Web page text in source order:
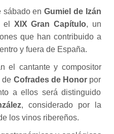
sábado en Gumiel de Izán
el XIX Gran Capítulo, un
que han contribuido a
y fuera de España.
el cantante y compositor
de Cofrades de Honor por
a ellos será distinguido
, considerado por la
los vinos ribereños.